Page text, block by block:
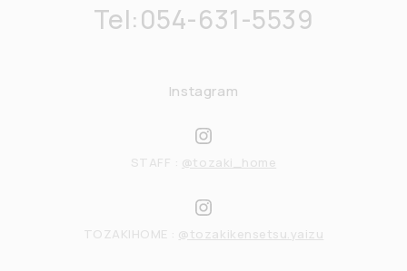
Tel:054-631-5539
Instagram
STAFF : @tozaki_home
TOZAKIHOME : @tozakikensetsu.yaizu